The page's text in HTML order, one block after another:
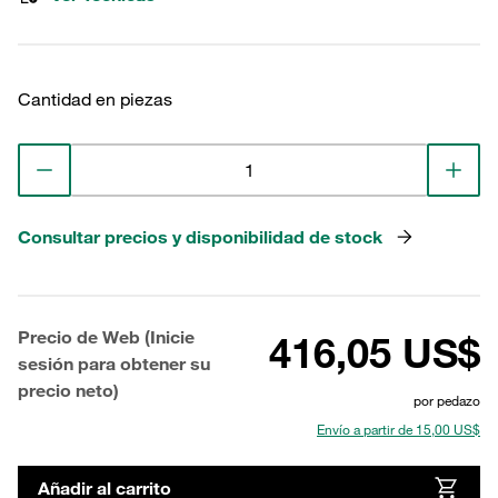
Cantidad en piezas
Consultar precios y disponibilidad de stock
Precio de Web (Inicie
sesión para obtener su
precio neto)
416,05 US$
por pedazo
Envío a partir de 15,00 US$
Añadir al carrito